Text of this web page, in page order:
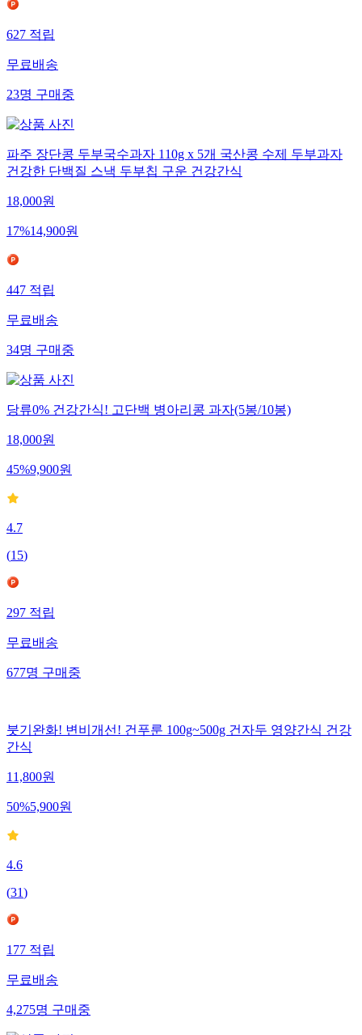
627적립
무료배송
23명구매중
파주 장단콩 두부국수과자 110g x 5개 국산콩 수제 두부과자
건강한 단백질 스낵 두부칩 구운 건강간식
18,000원
17%14,900원
447적립
무료배송
34명구매중
당류0% 건강간식! 고단백 병아리콩 과자(5봉/10봉)
18,000원
45%9,900원
4.7
(15)
297적립
무료배송
677명구매중
붓기완화! 변비개선! 건푸룬 100g~500g 건자두 영양간식 건강
간식
11,800원
50%5,900원
4.6
(31)
177적립
무료배송
4,275명구매중